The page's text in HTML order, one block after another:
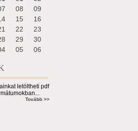
08
09
15
16
22
23
29
30
05 06
letöltheti pdf
Tovább >>